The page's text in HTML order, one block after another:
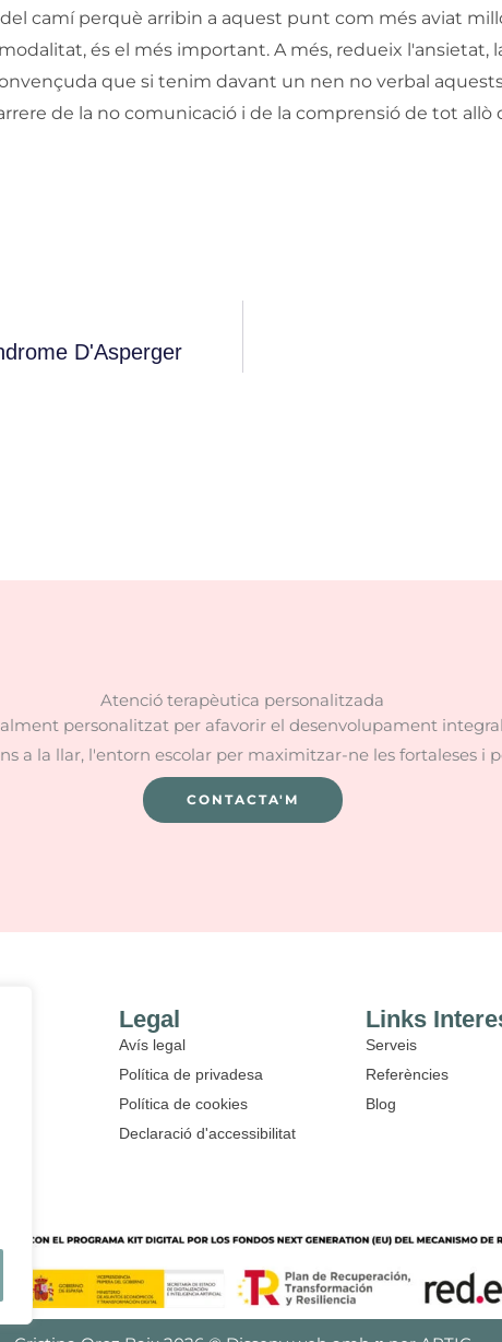
camí perquè arribin a aquest punt com més aviat
és el més important. A més, redueix l'ansietat,
que si tenim davant un nen no verbal
de la no comunicació i de la comprensió de tot allò
D'Asperger
Atenció terapèutica personalitzada
personalitzat per afavorir el desenvolupament
a la llar, l'entorn escolar per maximitzar-ne les fortaleses i
CONTACTA'M
Legal
Avís legal
Política de privadesa
Política de cookies
Declaració d'accessibilitat
Links
Serveis
Referències
Blog